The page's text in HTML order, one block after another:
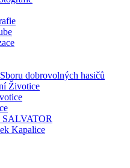
dobrovolných hasičů
Životice
SALVATOR
Kapalice